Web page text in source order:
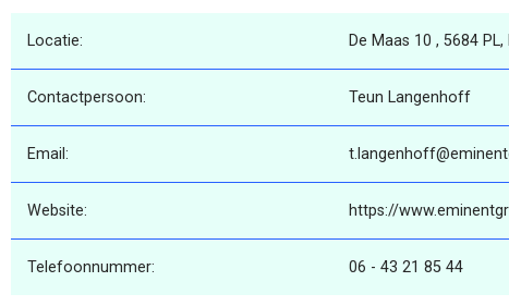
Locatie: De Maas 10 , 5684 PL,
Contactpersoon: Teun Langenhoff
Email:
Website: https://
Telefoonnummer: 06 - 43 21 85 44